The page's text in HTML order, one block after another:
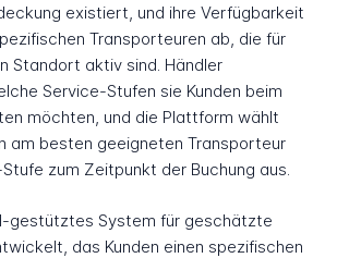
existiert, und ihre Verfügbarkeit
Transporteuren ab, die für
Standort aktiv sind. Händler
Service-Stufen sie Kunden beim
möchten, und die Plattform wählt
am besten geeigneten Transporteur
zum Zeitpunkt der Buchung aus.
gestütztes System für geschätzte
das Kunden einen spezifischen